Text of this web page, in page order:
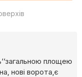
площею
нові ворота,є